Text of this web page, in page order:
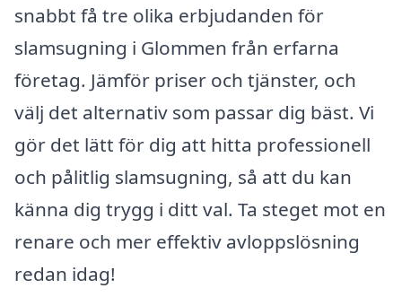
snabbt få tre olika erbjudanden för
slamsugning i Glommen från erfarna
företag. Jämför priser och tjänster, och
välj det alternativ som passar dig bäst. Vi
gör det lätt för dig att hitta professionell
och pålitlig slamsugning, så att du kan
känna dig trygg i ditt val. Ta steget mot en
renare och mer effektiv avloppslösning
redan idag!